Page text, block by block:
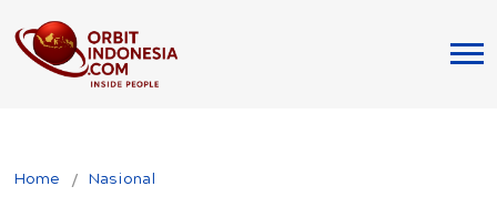
Home Nasional